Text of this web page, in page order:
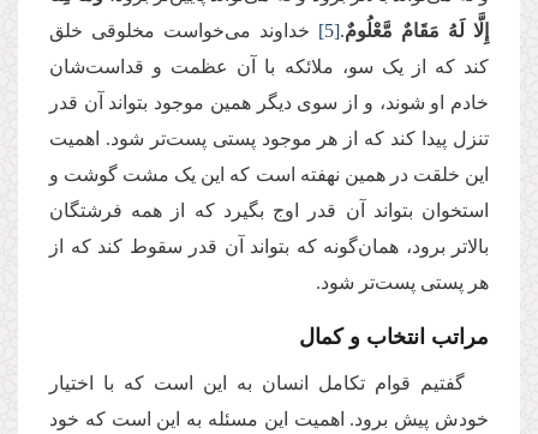
إِلَّا لَهُ مَقَامٌ مَّعْلُومٌ.
[5] خداوند می‌خواست مخلوقی خلق
کند که از یک سو، ملائکه با آن عظمت و قداست‌شان
خادم او شوند، و از سوی دیگر همین موجود بتواند آن قدر
تنزل پیدا کند که از هر موجود پستی پست‌تر شود. اهمیت
این خلقت در همین نهفته است که این یک مشت گوشت و
استخوان بتواند آن قدر اوج بگیرد که از همه فرشتگان
بالاتر برود، همان‌گونه که بتواند آن قدر سقوط کند که از
هر پستی پست‌تر شود.
مراتب انتخاب و کمال
گفتیم قوام تکامل انسان به این است که با اختیار
خودش پیش برود. اهمیت این مسئله به این است که خود